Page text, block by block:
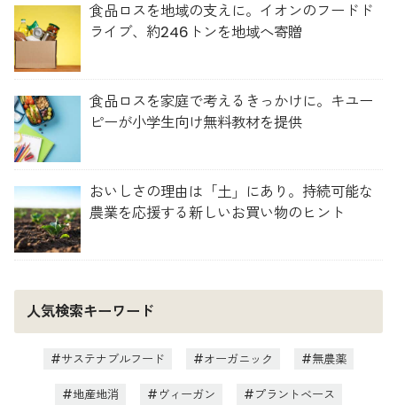
食品ロスを地域の支えに。イオンのフードド
ライブ、約246トンを地域へ寄贈
食品ロスを家庭で考えるきっかけに。キユー
ピーが小学生向け無料教材を提供
おいしさの理由は「土」にあり。持続可能な
農業を応援する新しいお買い物のヒント
人気検索キーワード
サステナブルフード オーガニック 無農薬
地産地消 ヴィーガン プラントベース